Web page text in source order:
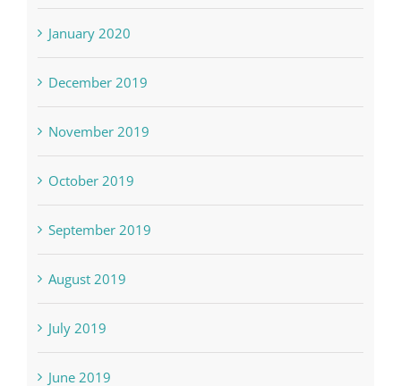
January 2020
December 2019
November 2019
October 2019
September 2019
August 2019
July 2019
June 2019